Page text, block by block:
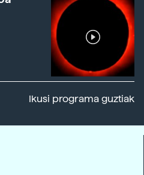
Ikusi programa guztiak